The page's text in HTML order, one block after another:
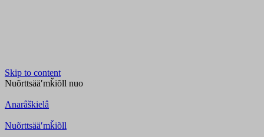
Skip to content
Nuõrttsääʹmǩiõll nuo
Anarâškielâ
Nuõrttsääʹmǩiõll